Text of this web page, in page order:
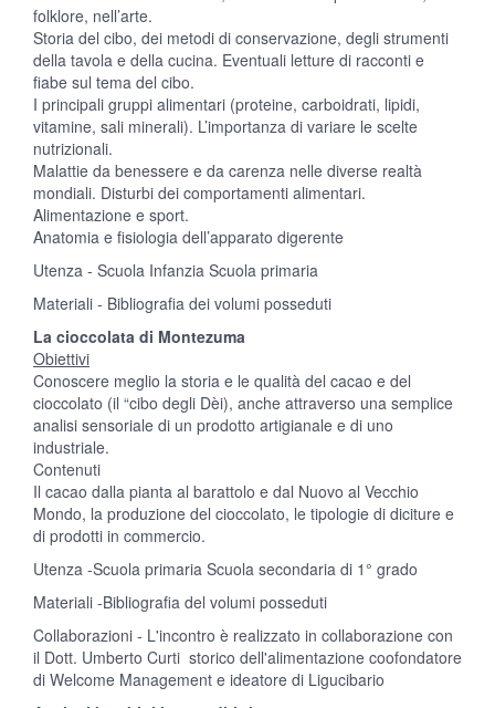
folklore, nell’arte.
Storia del cibo, dei metodi di conservazione, degli strumenti
della tavola e della cucina. Eventuali letture di racconti e
fiabe sul tema del cibo.
I principali gruppi alimentari (proteine, carboidrati, lipidi,
vitamine, sali minerali). L’importanza di variare le scelte
nutrizionali.
Malattie da benessere e da carenza nelle diverse realtà
mondiali. Disturbi dei comportamenti alimentari.
Alimentazione e sport.
Anatomia e fisiologia dell’apparato digerente
Utenza - Scuola Infanzia Scuola primaria
Materiali - Bibliografia dei volumi posseduti
La cioccolata di Montezuma
Obiettivi
Conoscere meglio la storia e le qualità del cacao e del
cioccolato (il “cibo degli Dèi), anche attraverso una semplice
analisi sensoriale di un prodotto artigianale e di uno
industriale.
Contenuti
Il cacao dalla pianta al barattolo e dal Nuovo al Vecchio
Mondo, la produzione del cioccolato, le tipologie di diciture e
di prodotti in commercio.
Utenza -Scuola primaria Scuola secondaria di 1° grado
Materiali -Bibliografia del volumi posseduti
Collaborazioni - L'incontro è realizzato in collaborazione con
il Dott. Umberto Curti storico dell'alimentazione coofondatore
di Welcome Management e ideatore di Ligucibario